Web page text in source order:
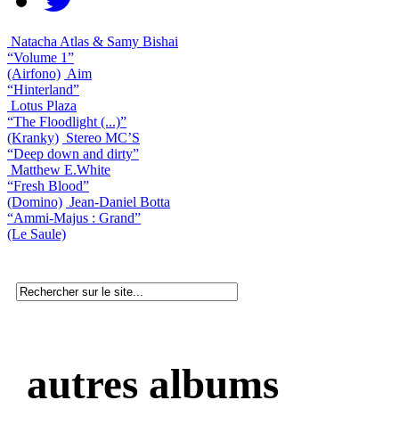
Natacha Atlas & Samy Bishai
“Volume 1”
(Airfono) Aim
“Hinterland”
Lotus Plaza
“The Floodlight (...)”
(Kranky) Stereo MC’S
“Deep down and dirty”
Matthew E.White
“Fresh Blood”
(Domino) Jean-Daniel Botta
“Ammi-Majus : Grand”
(Le Saule)
autres albums